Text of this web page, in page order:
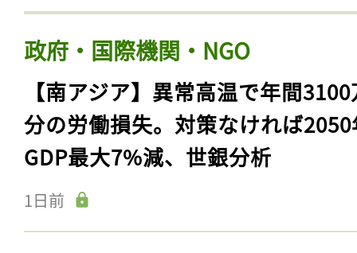
政府・国際機関・NGO
【南アジア】異常高温で年間
分の労働損失。対策なければ
GDP最大7%減、世銀分析
1日前